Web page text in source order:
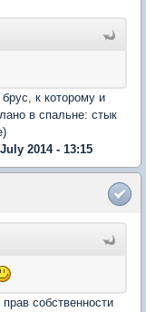
к которому и
в спальне: стык
2014 - 13:15
собственности